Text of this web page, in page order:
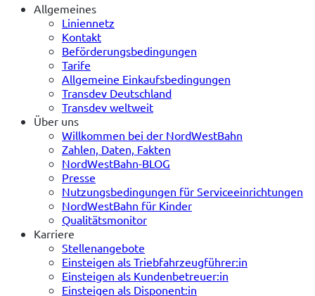
Allgemeines
Liniennetz
Kontakt
Beförderungsbedingungen
Tarife
Allgemeine Einkaufsbedingungen
Transdev Deutschland
Transdev weltweit
Über uns
Willkommen bei der NordWestBahn
Zahlen, Daten, Fakten
NordWestBahn-BLOG
Presse
Nutzungsbedingungen für Serviceeinrichtungen
NordWestBahn für Kinder
Qualitätsmonitor
Karriere
Stellenangebote
Einsteigen als Triebfahrzeugführer:in
Einsteigen als Kundenbetreuer:in
Einsteigen als Disponent:in